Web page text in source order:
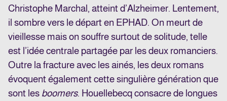
Christophe Marchal, atteint d’Alzheimer. Lentement,
il sombre vers le départ en EPHAD. On meurt de
vieillesse mais on souffre surtout de solitude, telle
est l’idée centrale partagée par les deux romanciers.
Outre la fracture avec les ainés, les deux romans
évoquent également cette singulière génération que
sont les boomers. Houellebecq consacre de longues